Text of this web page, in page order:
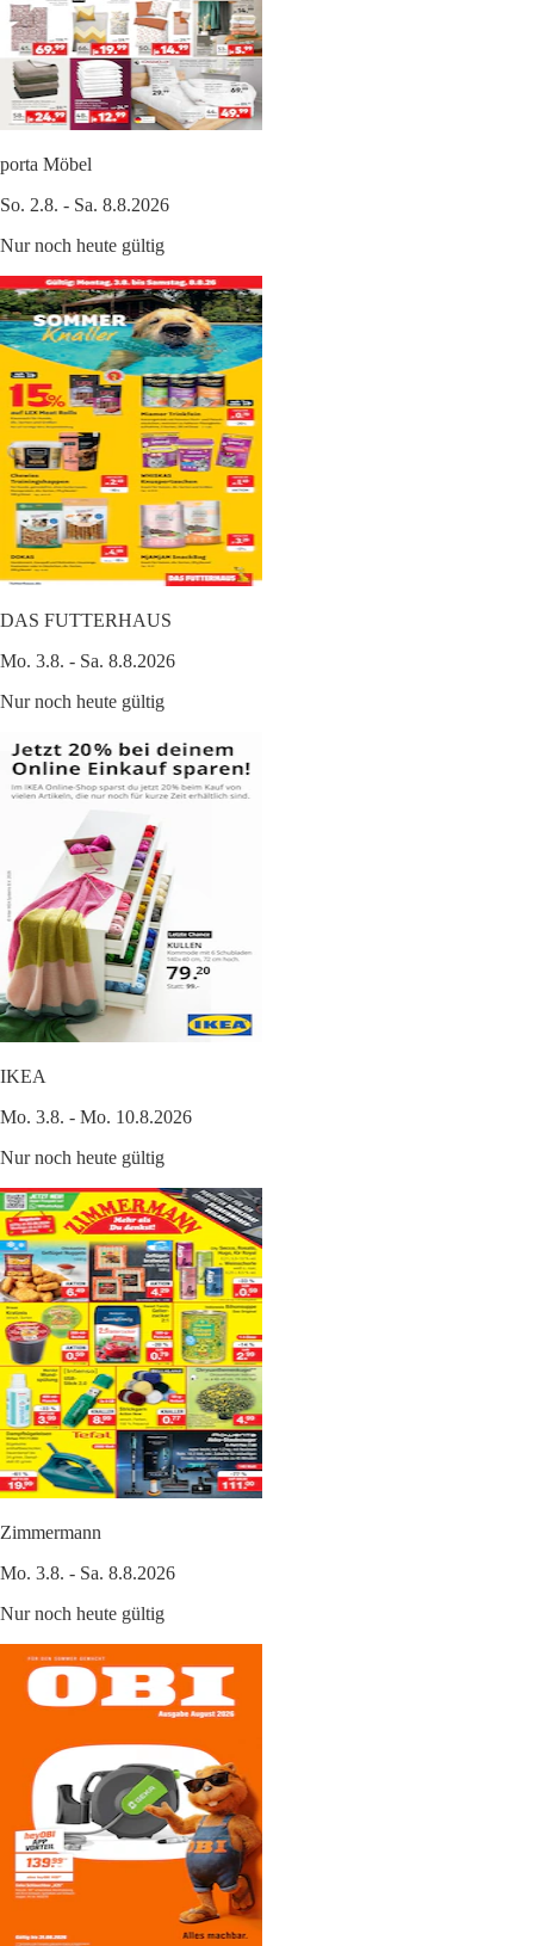
porta Möbel
So. 2.8. - Sa. 8.8.2026
Nur noch heute gültig
DAS FUTTERHAUS
Mo. 3.8. - Sa. 8.8.2026
Nur noch heute gültig
IKEA
Mo. 3.8. - Mo. 10.8.2026
Nur noch heute gültig
Zimmermann
Mo. 3.8. - Sa. 8.8.2026
Nur noch heute gültig